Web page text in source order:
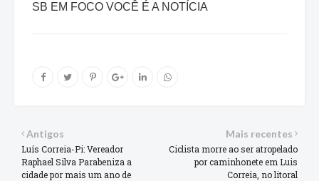
SB EM FOCO VOCÊ É A NOTÍCIA
Mais recentes
Ciclista morre ao ser atropelado
por caminhonete em Luis
Correia, no litoral
Antigos
Luís Correia-Pi: Vereador
Raphael Silva Parabeniza a
cidade por mais um ano de